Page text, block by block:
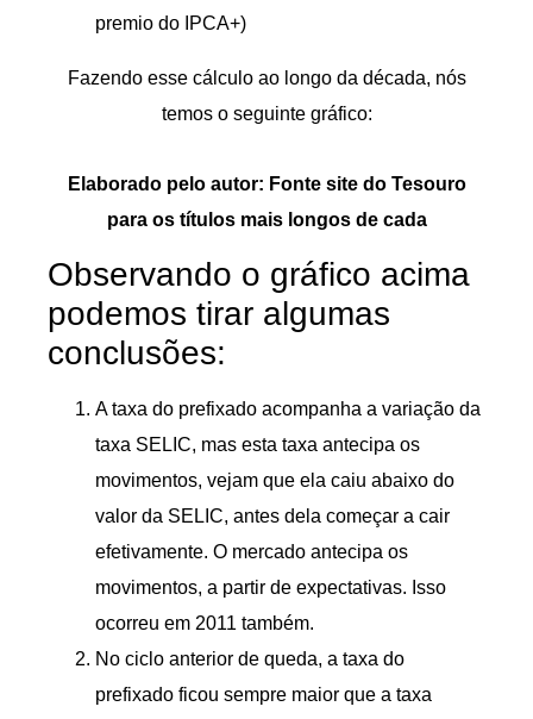
premio do IPCA+)
Fazendo esse cálculo ao longo da década, nós
temos o seguinte gráfico:
Elaborado pelo autor: Fonte site do Tesouro
para os títulos mais longos de cada
Observando o gráfico acima
podemos tirar algumas
conclusões:
A taxa do prefixado acompanha a variação da
taxa SELIC, mas esta taxa antecipa os
movimentos, vejam que ela caiu abaixo do
valor da SELIC, antes dela começar a cair
efetivamente. O mercado antecipa os
movimentos, a partir de expectativas. Isso
ocorreu em 2011 também.
No ciclo anterior de queda, a taxa do
prefixado ficou sempre maior que a taxa